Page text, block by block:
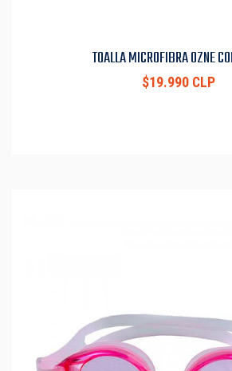
TOALLA MICROFIBRA OZNE
$19.990 CLP